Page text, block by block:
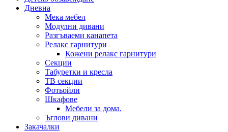
Дневна
Мека мебел
Модулни дивани
Разгъваеми канапета
Релакс гарнитури
Кожени релакс гарнитури
Секции
Табуретки и кресла
ТВ секции
Фотьойли
Шкафове
Мебели за дома.
Ъглови дивани
Закачалки